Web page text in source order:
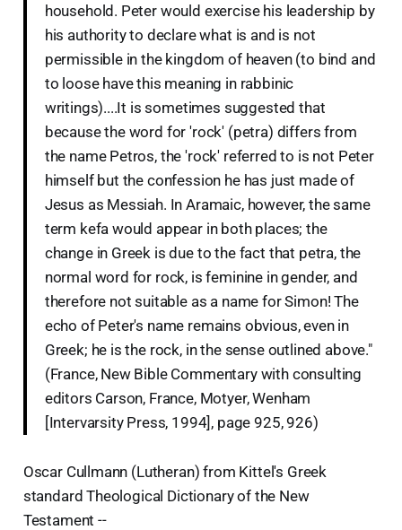
household. Peter would exercise his leadership by
his authority to declare what is and is not
permissible in the kingdom of heaven (to bind and
to loose have this meaning in rabbinic
writings)....It is sometimes suggested that
because the word for 'rock' (petra) differs from
the name Petros, the 'rock' referred to is not Peter
himself but the confession he has just made of
Jesus as Messiah. In Aramaic, however, the same
term kefa would appear in both places; the
change in Greek is due to the fact that petra, the
normal word for rock, is feminine in gender, and
therefore not suitable as a name for Simon! The
echo of Peter's name remains obvious, even in
Greek; he is the rock, in the sense outlined above."
(France, New Bible Commentary with consulting
editors Carson, France, Motyer, Wenham
[Intervarsity Press, 1994], page 925, 926)
Oscar Cullmann (Lutheran) from Kittel's Greek
standard Theological Dictionary of the New
Testament --